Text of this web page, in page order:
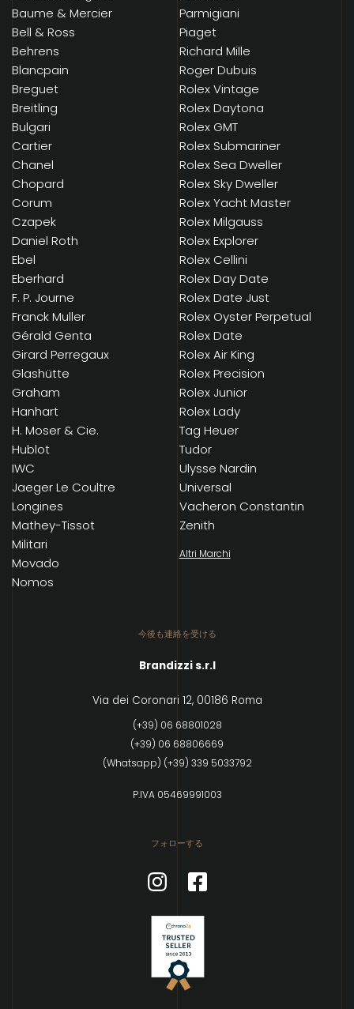
Baume & Mercier
Bell & Ross
Behrens
Blancpain
Breguet
Breitling
Bulgari
Cartier
Chanel
Chopard
Corum
Czapek
Daniel Roth
Ebel
Eberhard
F. P. Journe
Franck Muller
Gérald Genta
Girard Perregaux
Glashütte
Graham
Hanhart
H. Moser & Cie.
Hublot
IWC
Jaeger Le Coultre
Longines
Mathey-Tissot
Militari
Movado
Nomos
Parmigiani
Piaget
Richard Mille
Roger Dubuis
Rolex Vintage
Rolex Daytona
Rolex GMT
Rolex Submariner
Rolex Sea Dweller
Rolex Sky Dweller
Rolex Yacht Master
Rolex Milgauss
Rolex Explorer
Rolex Cellini
Rolex Day Date
Rolex Date Just
Rolex Oyster Perpetual
Rolex Date
Rolex Air King
Rolex Precision
Rolex Junior
Rolex Lady
Tag Heuer
Tudor
Ulysse Nardin
Universal
Vacheron Constantin
Zenith
Altri Marchi
今後も連絡を受ける
Brandizzi s.r.l
Via dei Coronari 12, 00186 Roma
(+39) 06 68801028
(+39) 06 68806669
(Whatsapp) (+39) 339 5033792
P.IVA 05469991003
フォローする